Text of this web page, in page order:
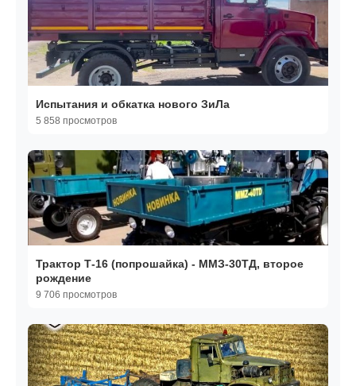
Испытания и обкатка нового ЗиЛа
5 858 просмотров
Трактор Т-16 (попрошайка) - ММЗ-30ТД, второе
рождение
9 706 просмотров